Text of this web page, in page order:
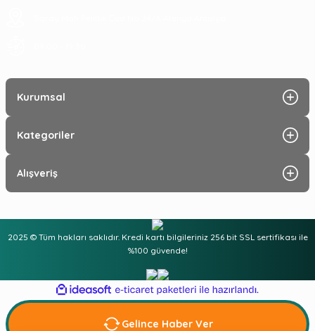
Gelince Haber Ver
Kurumsal
Kategoriler
Alışveriş
2025 © Tüm hakları saklıdır. Kredi kartı bilgileriniz 256 bit SSL sertifikası ile
%100 güvende!
ideasoft
e-
ticaret
hazırlandı.